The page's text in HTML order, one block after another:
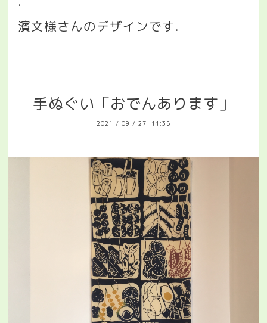
濱文様さんのデザインです.
手ぬぐい「おでんあります」
2021 / 09 / 27 11:35